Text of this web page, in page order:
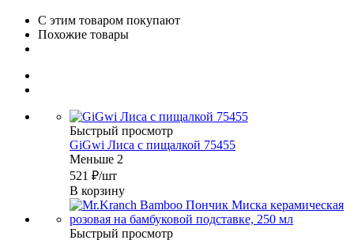
С этим товаром покупают
Похожие товары
Быстрый просмотр
GiGwi Лиса с пищалкой 75455
Меньше 2
521 ₽/шт
В корзину
Быстрый просмотр